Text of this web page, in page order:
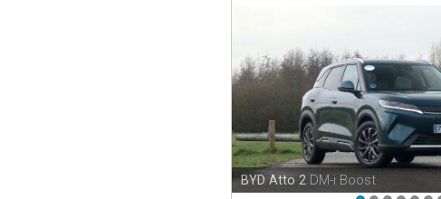
BYD Atto 2 DM-i Boost